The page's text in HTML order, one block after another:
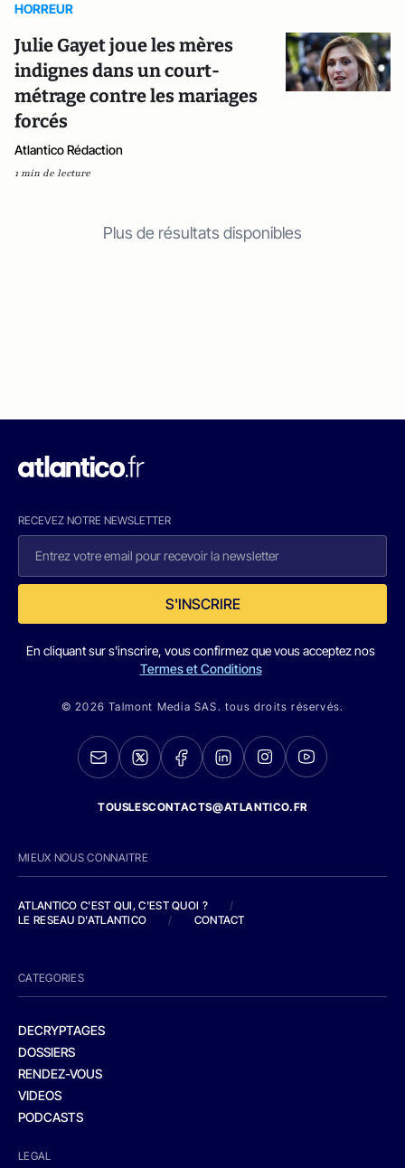
HORREUR
Julie Gayet joue les mères
indignes dans un court-
métrage contre les mariages
forcés
Atlantico Rédaction
1 min de lecture
Plus de résultats disponibles
RECEVEZ NOTRE NEWSLETTER
S'INSCRIRE
En cliquant sur s'inscrire, vous confirmez que vous acceptez nos
Termes et Conditions
© 2026 Talmont Media SAS. tous droits réservés.
TOUSLESCONTACTS@ATLANTICO.FR
MIEUX NOUS CONNAITRE
ATLANTICO C'EST QUI, C'EST QUOI ?
/
LE RESEAU D'ATLANTICO
/ CONTACT
CATEGORIES
DECRYPTAGES
DOSSIERS
RENDEZ-VOUS
VIDEOS
PODCASTS
LEGAL